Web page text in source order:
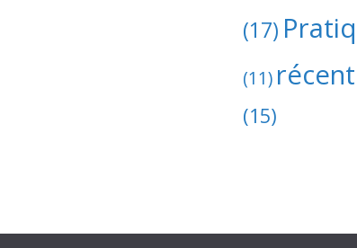
(17)
(11) récent
(15)